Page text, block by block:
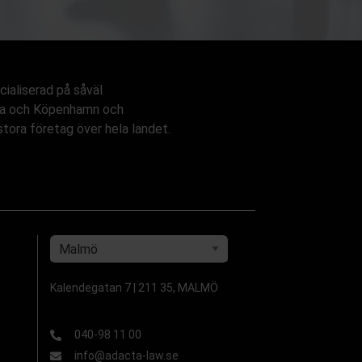
på såväl
och Köpenhamn och
företag över hela landet.
Kalendegatan 7 | 211 35, MALMÖ
040-98 11 00
info@adacta-law.se